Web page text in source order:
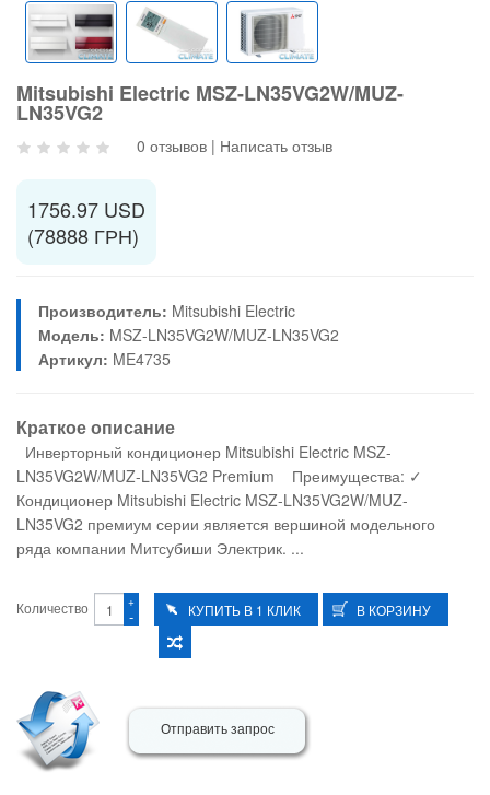
Mitsubishi Electric MSZ-LN35VG2W/MUZ-
LN35VG2
0 отзывов | Написать отзыв
1756.97 USD
(78888 ГРН)
Производитель: Mitsubishi Electric
Модель: MSZ-LN35VG2W/MUZ-LN35VG2
Артикул: ME4735
Краткое описание
Инверторный кондиционер Mitsubishi Electric MSZ-
LN35VG2W/MUZ-LN35VG2 Premium Преимущества: ✓
Кондиционер Mitsubishi Electric MSZ-LN35VG2W/MUZ-
LN35VG2 премиум серии является вершиной модельного
ряда компании Митсубиши Электрик. ...
Количество -
+
Отправить запрос